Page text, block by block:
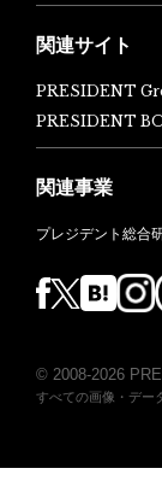
関連サイト
PRESIDENT
PRESIDENT
関連事業
プレジデント総合
© 2008-2026
すべての画像・デー